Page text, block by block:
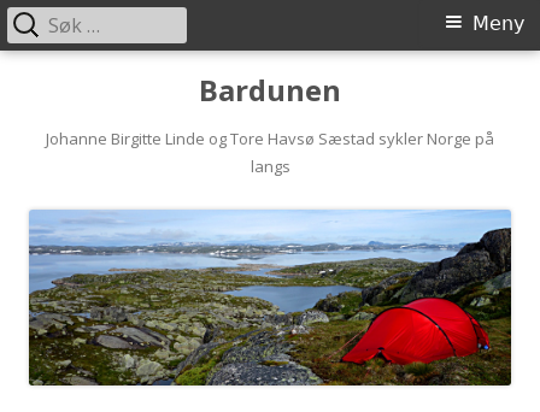
innhold
Bardunen
Johanne Birgitte Linde og Tore Havsø Sæstad sykler Norge på
langs
Primærmeny Meny
Søk
etter: